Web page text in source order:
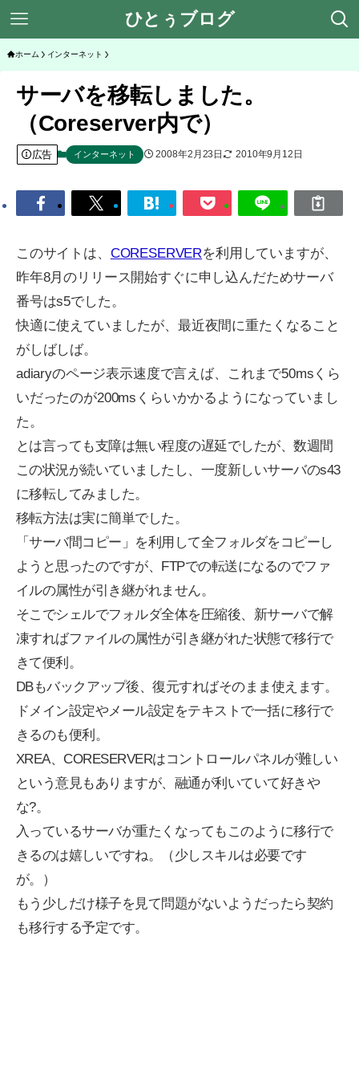
ひとぅブログ
ホーム インターネット
サーバを移転しました。
（Coreserver内で）
広告 インターネット 2008年2月23日 2010年9月12日
このサイトは、 CORESERVERを利用していますが、
昨年8月のリリース開始すぐに申し込んだためサーバ
番号はs5でした。
快適に使えていましたが、最近夜間に重たくなること
がしばしば。
adiaryのページ表示速度で言えば、これまで50msくら
いだったのが200msくらいかかるようになっていまし
た。
とは言っても支障は無い程度の遅延でしたが、数週間
この状況が続いていましたし、一度新しいサーバのs43
に移転してみました。
移転方法は実に簡単でした。
「サーバ間コピー」を利用して全フォルダをコピーし
ようと思ったのですが、FTPでの転送になるのでファ
イルの属性が引き継がれません。
そこでシェルでフォルダ全体を圧縮後、新サーバで解
凍すればファイルの属性が引き継がれた状態で移行で
きて便利。
DBもバックアップ後、復元すればそのまま使えます。
ドメイン設定やメール設定をテキストで一括に移行で
きるのも便利。
XREA、CORESERVERはコントロールパネルが難しい
という意見もありますが、融通が利いていて好きや
な?。
入っているサーバが重たくなってもこのように移行で
きるのは嬉しいですね。（少しスキルは必要です
が。）
もう少しだけ様子を見て問題がないようだったら契約
も移行する予定です。